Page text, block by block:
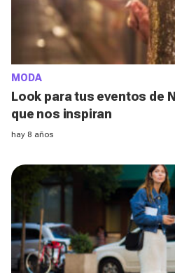
MODA
Look para tus eventos de
que nos inspiran
hay 8 años